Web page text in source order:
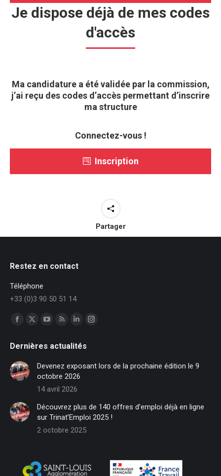
Je dispose déjà de mes codes
d'accès
Ma candidature a été validée par la commission,
j’ai reçu des codes d’accès permettant d’inscrire
ma structure
Connectez-vous !
Inscription
Partager
Restez en contact
Téléphone
+33 (0)3 90 50 51 14
Trouvez nous sur :
Facebook
opens
in
new
window
X
opens
new
window
opens
in
new
window
opens
in
new
window
LinkedIn
opens
in
new
window
Instagram
in
Dernières actualités
Devenez exposant lors de la prochaine édition le 9
octobre 2026
14 avril 2026
Découvrez plus de 140 offres d’emploi déjà en ligne
sur Trinat’Emploi 2025 !
2 octobre 2025